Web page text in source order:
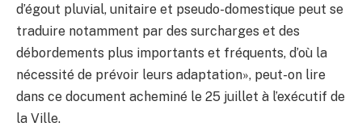
d’égout pluvial, unitaire et pseudo-domestique peut se
traduire notamment par des surcharges et des
débordements plus importants et fréquents, d’où la
nécessité de prévoir leurs adaptation», peut-on lire
dans ce document acheminé le 25 juillet à l’exécutif de
la Ville.